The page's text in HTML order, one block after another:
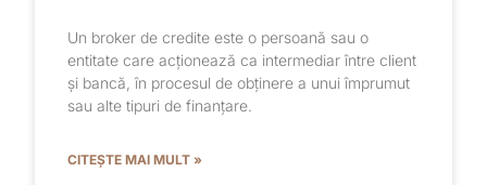
Un broker de credite este o persoană sau o
entitate care acționează ca intermediar între client
și bancă, în procesul de obținere a unui împrumut
sau alte tipuri de finanțare.
CITEȘTE MAI MULT »